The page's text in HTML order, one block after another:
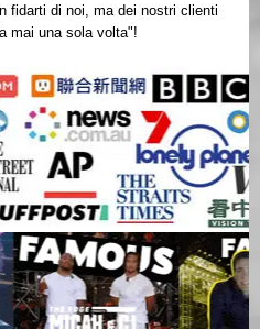
fidarti di noi, ma dei nostri clienti
mai una sola volta"!